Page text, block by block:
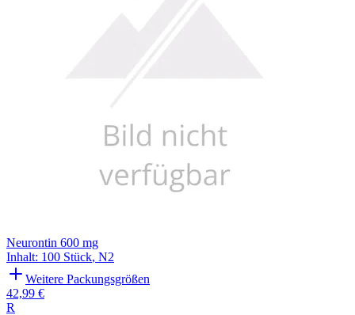
Neurontin 600 mg
Inhalt: 100 Stück, N2
Weitere Packungsgrößen
42,99 €
R